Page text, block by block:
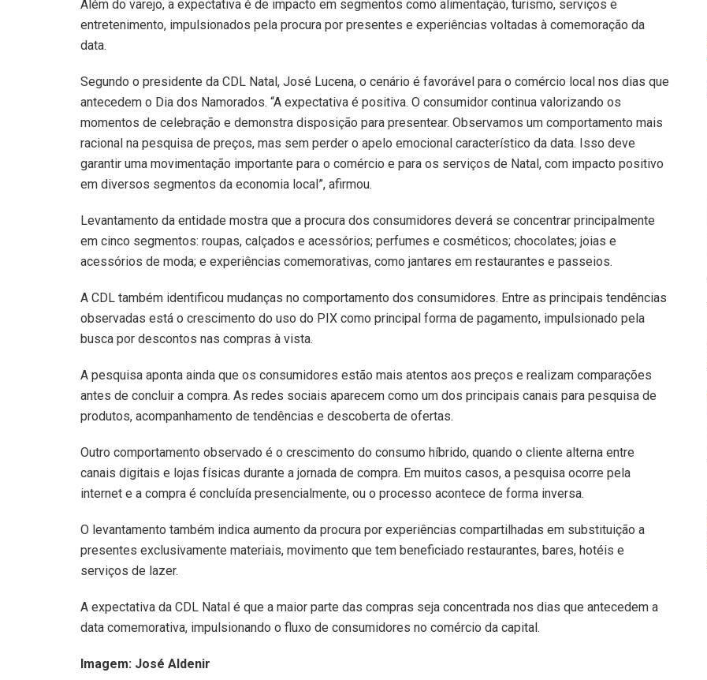
Além do varejo, a expectativa é de impacto em segmentos como alimentação, turismo, serviços e
entretenimento, impulsionados pela procura por presentes e experiências voltadas à comemoração da
data.
Segundo o presidente da CDL Natal, José Lucena, o cenário é favorável para o comércio local nos dias que
antecedem o Dia dos Namorados. “A expectativa é positiva. O consumidor continua valorizando os
momentos de celebração e demonstra disposição para presentear. Observamos um comportamento mais
racional na pesquisa de preços, mas sem perder o apelo emocional característico da data. Isso deve
garantir uma movimentação importante para o comércio e para os serviços de Natal, com impacto positivo
em diversos segmentos da economia local”, afirmou.
Levantamento da entidade mostra que a procura dos consumidores deverá se concentrar principalmente
em cinco segmentos: roupas, calçados e acessórios; perfumes e cosméticos; chocolates; joias e
acessórios de moda; e experiências comemorativas, como jantares em restaurantes e passeios.
A CDL também identificou mudanças no comportamento dos consumidores. Entre as principais tendências
observadas está o crescimento do uso do PIX como principal forma de pagamento, impulsionado pela
busca por descontos nas compras à vista.
A pesquisa aponta ainda que os consumidores estão mais atentos aos preços e realizam comparações
antes de concluir a compra. As redes sociais aparecem como um dos principais canais para pesquisa de
produtos, acompanhamento de tendências e descoberta de ofertas.
Outro comportamento observado é o crescimento do consumo híbrido, quando o cliente alterna entre
canais digitais e lojas físicas durante a jornada de compra. Em muitos casos, a pesquisa ocorre pela
internet e a compra é concluída presencialmente, ou o processo acontece de forma inversa.
O levantamento também indica aumento da procura por experiências compartilhadas em substituição a
presentes exclusivamente materiais, movimento que tem beneficiado restaurantes, bares, hotéis e
serviços de lazer.
A expectativa da CDL Natal é que a maior parte das compras seja concentrada nos dias que antecedem a
data comemorativa, impulsionando o fluxo de consumidores no comércio da capital.
Imagem: José Aldenir